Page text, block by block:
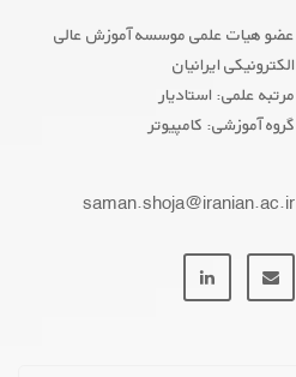
عضو هیات علمی موسسه آموزش عالی
الکترونیکی ایرانیان
مرتبه علمی: استادیار
گروه آموزشی: کامپیوتر
GOOGLE SCHOLAR
ORCID
saman.shoja@iranian.ac.ir